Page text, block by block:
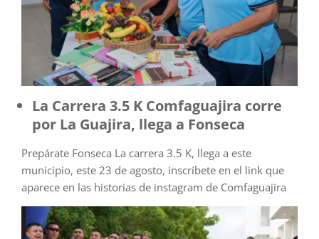
La Carrera 3.5 K Comfaguajira corre
por La Guajira, llega a Fonseca
Prepárate Fonseca La carrera 3.5 K, llega a este
municipio, este 23 de agosto, inscríbete en el link que
aparece en las historias de instagram de Comfaguajira